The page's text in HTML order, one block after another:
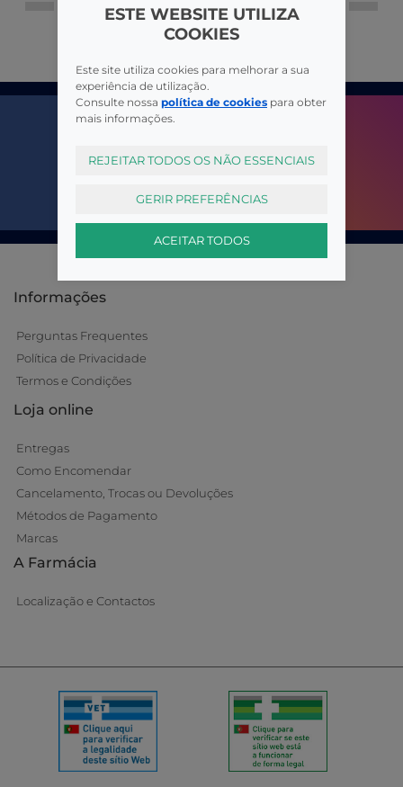
Informações
Perguntas Frequentes
Política de Privacidade
Termos e Condições
Loja online
Entregas
Como Encomendar
Cancelamento, Trocas ou Devoluções
Métodos de Pagamento
Marcas
A Farmácia
Localização e Contactos
ESTE WEBSITE UTILIZA
COOKIES
Este site utiliza cookies para melhorar a sua
experiência de utilização.
Consulte nossa política de cookies para obter
mais informações.
REJEITAR TODOS OS NÃO ESSENCIAIS
GERIR PREFERÊNCIAS
ACEITAR TODOS